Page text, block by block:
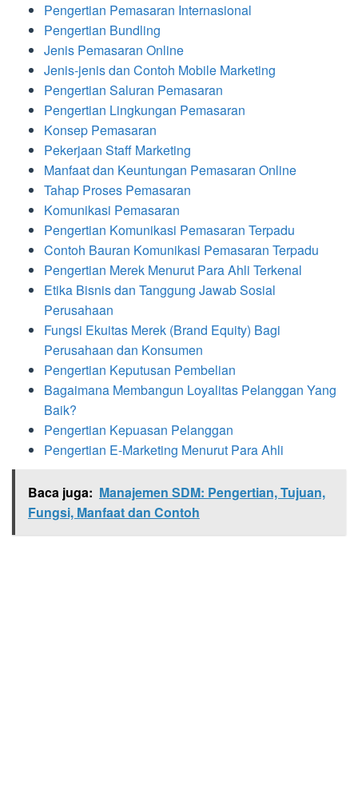
Pengertian Pemasaran Internasional
Pengertian Bundling
Jenis Pemasaran Online
Jenis-jenis dan Contoh Mobile Marketing
Pengertian Saluran Pemasaran
Pengertian Lingkungan Pemasaran
Konsep Pemasaran
Pekerjaan Staff Marketing
Manfaat dan Keuntungan Pemasaran Online
Tahap Proses Pemasaran
Komunikasi Pemasaran
Pengertian Komunikasi Pemasaran Terpadu
Contoh Bauran Komunikasi Pemasaran Terpadu
Pengertian Merek Menurut Para Ahli Terkenal
Etika Bisnis dan Tanggung Jawab Sosial
Perusahaan
Fungsi Ekuitas Merek (Brand Equity) Bagi
Perusahaan dan Konsumen
Pengertian Keputusan Pembelian
Bagaimana Membangun Loyalitas Pelanggan Yang
Baik?
Pengertian Kepuasan Pelanggan
Pengertian E-Marketing Menurut Para Ahli
Baca juga: Manajemen SDM: Pengertian, Tujuan,
Fungsi, Manfaat dan Contoh